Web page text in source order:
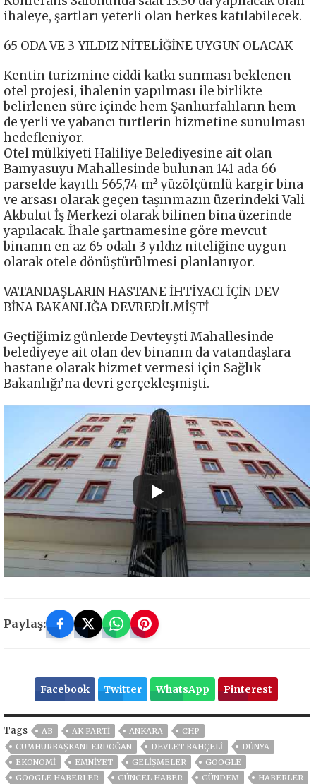
ihaleye, şartları yeterli olan herkes katılabilecek.
65 ODA VE 3 YILDIZ NİTELİĞİNE UYGUN OLACAK
Kentin turizmine ciddi katkı sunması beklenen
otel projesi, ihalenin yapılması ile birlikte
belirlenen süre içinde hem Şanlıurfalıların hem
de yerli ve yabancı turtlerin hizmetine sunulması
hedefleniyor.
Otel mülkiyeti Haliliye Belediyesine ait olan
Bamyasuyu Mahallesinde bulunan 141 ada 66
parselde kayıtlı 565,74 m² yüzölçümlü kargir bina
ve arsası olarak geçen taşınmazın üzerindeki Vali
Akbulut İş Merkezi olarak bilinen bina üzerinde
yapılacak. İhale şartnamesine göre mevcut
binanın en az 65 odalı 3 yıldız niteliğine uygun
olarak otele dönüştürülmesi planlanıyor.
VATANDAŞLARIN HASTANE İHTİYACI İÇİN DEV
BİNA BAKANLIĞA DEVREDİLMİŞTİ
Geçtiğimiz günlerde Devteyşti Mahallesinde
belediyeye ait olan dev binanın da vatandaşlara
hastane olarak hizmet vermesi için Sağlık
Bakanlığı’na devri gerçekleşmişti.
Paylaş:
Facebook Twitter WhatsApp Pinterest
Tags AB AK PARTİ ANKARA
CHP
CUMHURBAŞKANI ERDOĞAN
DEVLET BAHÇELİ
DÜNYA
EKONOMİ
EMNİYET GELIŞMELER
GOOGLE
GOOGLE HABERLER
GÜNCEL HABER GÜNDEM
HABERLER